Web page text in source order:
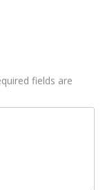
fields are